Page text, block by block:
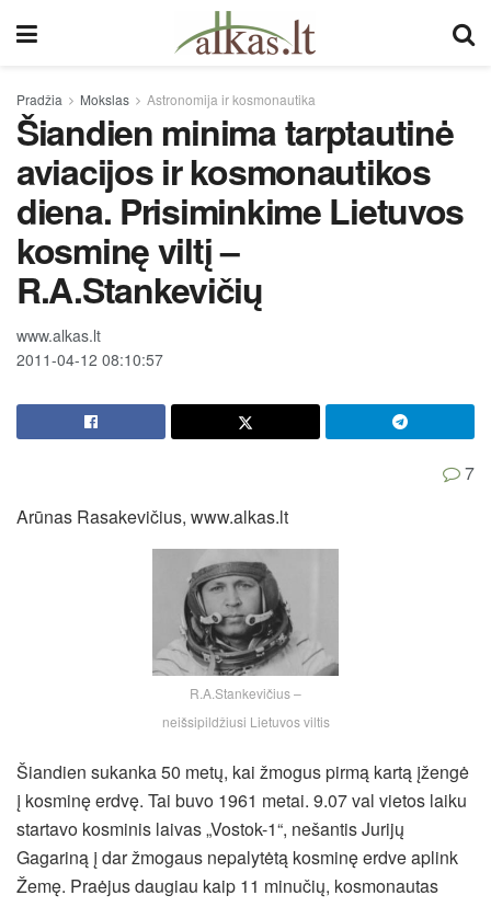
Pradžia Mokslas Astronomija ir kosmonautika
Šiandien minima tarptautinė
aviacijos ir kosmonautikos
diena. Prisiminkime Lietuvos
kosminę viltį –
R.A.Stankevičių
www.alkas.lt
2011-04-12 08:10:57
7
Arūnas Rasakevičius, www.alkas.lt
R.A.Stankevičius –
neišsipildžiusi Lietuvos viltis
Šiandien sukanka 50 metų, kai žmogus pirmą kartą įžengė
į kosminę erdvę. Tai buvo 1961 metai. 9.07 val vietos laiku
startavo kosminis laivas „Vostok-1“, nešantis Jurijų
Gagariną į dar žmogaus nepalytėtą kosminę erdve aplink
Žemę. Praėjus daugiau kaip 11 minučių, kosmonautas